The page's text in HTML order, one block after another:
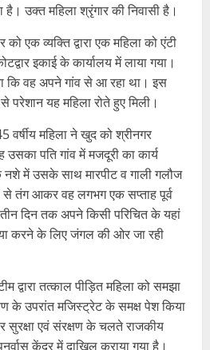
उक्त महिला श्रृंगार की निवासी है।
एक व्यक्ति द्वारा एक महिला को एंटी
इकाई के कार्यालय में लाया गया।
कि वह अपने गांव से आ रहा था। इस
परेशान यह महिला रोते हुए मिली।
वर्षीय महिला ने खुद को श्रीनगर
उसका पति गांव में मजदूरी का कार्य
नशे में उसके साथ मारपीट व गाली गलौज
से तंग आकर वह लगभग एक सप्ताह पूर्व
दिन तक अपने किसी परिचित के यहां
करने के लिए जंगल की ओर जा रही
द्वारा तत्काल पीड़ित महिला को समझा
के उपरांत मजिस्ट्रेट के समक्ष पेश किया
सुरक्षा एवं संरक्षण के चलते राजकीय
केंद्र में दाखिल कराया गया है।